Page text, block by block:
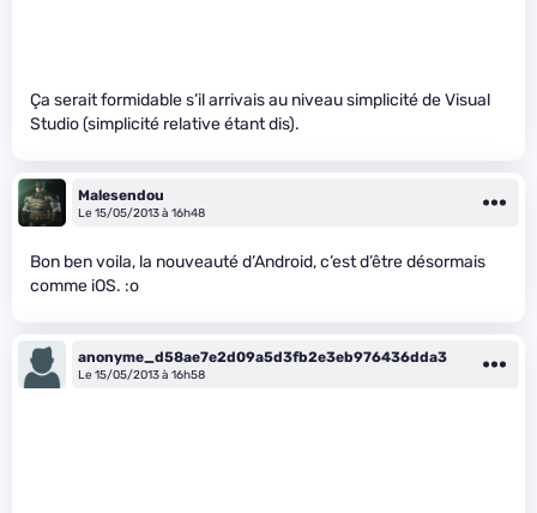
Ça serait formidable s’il arrivais au niveau simplicité de Visual
Studio (simplicité relative étant dis).
Malesendou
Le 15/05/2013 à 16h48
Bon ben voila, la nouveauté d’Android, c’est d’être désormais
comme iOS. :o
anonyme_d58ae7e2d09a5d3fb2e3eb976436dda3
Le 15/05/2013 à 16h58